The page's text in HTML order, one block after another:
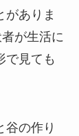
がありま
が生活に
で見ても
谷の作り